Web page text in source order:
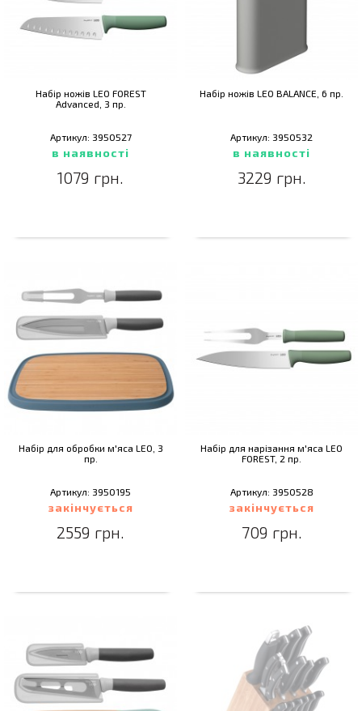
Набір ножів LEO FOREST
Advanced, 3 пр.
Артикул: 3950527
в наявності
1079 грн.
Набір ножів LEO BALANCE, 6 пр.
Артикул: 3950532
в наявності
3229 грн.
Набір для обробки м'яса LEO, 3
пр.
Артикул: 3950195
закінчується
2559 грн.
Набір для нарізання м'яса LEO
FOREST, 2 пр.
Артикул: 3950528
закінчується
709 грн.